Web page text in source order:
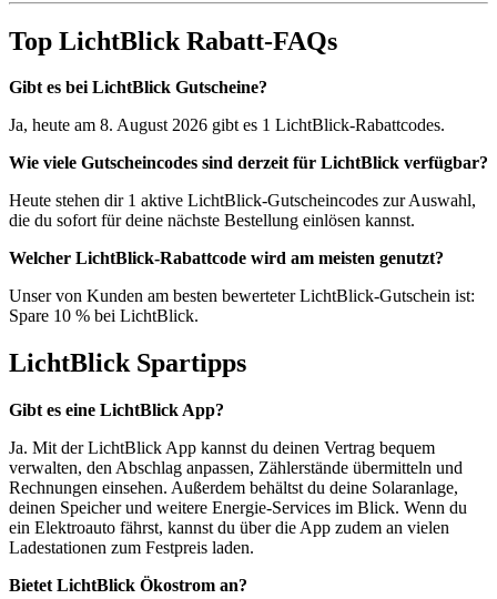
Top LichtBlick Rabatt-FAQs
Gibt es bei LichtBlick Gutscheine?
Ja, heute am 8. August 2026 gibt es 1 LichtBlick-Rabattcodes.
Wie viele Gutscheincodes sind derzeit für LichtBlick verfügbar?
Heute stehen dir 1 aktive LichtBlick-Gutscheincodes zur Auswahl,
die du sofort für deine nächste Bestellung einlösen kannst.
Welcher LichtBlick-Rabattcode wird am meisten genutzt?
Unser von Kunden am besten bewerteter LichtBlick-Gutschein ist:
Spare 10 % bei LichtBlick.
LichtBlick Spartipps
Gibt es eine LichtBlick App?
Ja. Mit der LichtBlick App kannst du deinen Vertrag bequem
verwalten, den Abschlag anpassen, Zählerstände übermitteln und
Rechnungen einsehen. Außerdem behältst du deine Solaranlage,
deinen Speicher und weitere Energie-Services im Blick. Wenn du
ein Elektroauto fährst, kannst du über die App zudem an vielen
Ladestationen zum Festpreis laden.
Bietet LichtBlick Ökostrom an?